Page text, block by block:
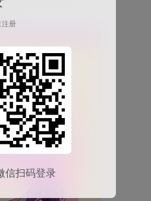
注册
信扫码登录